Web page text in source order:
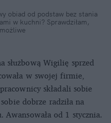
obiad od podstaw bez stania
w kuchni? Sprawdziłam,
służbową Wigilię sprzed
w swojej firmie,
składali sobie
dobrze radziła na
od 1 stycznia.